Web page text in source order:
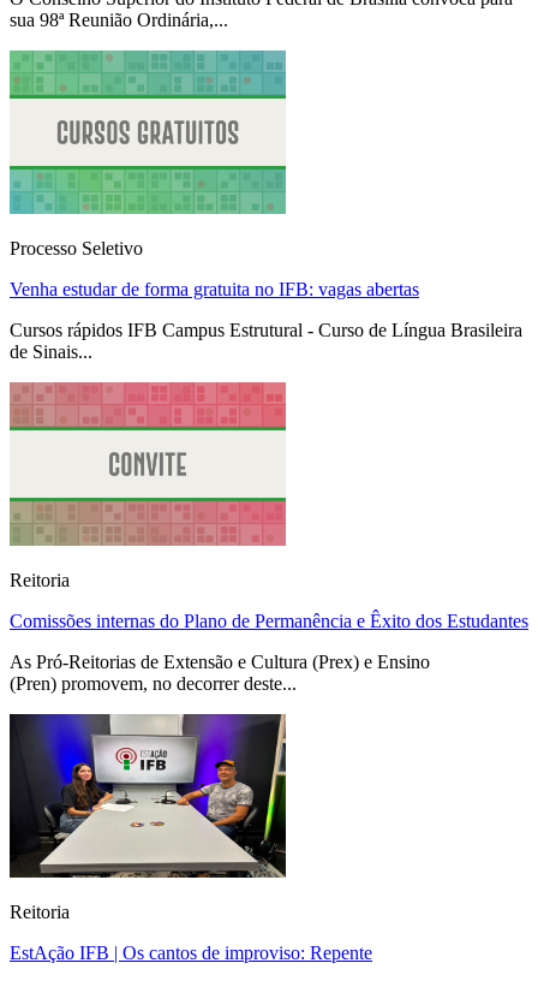
sua 98ª Reunião Ordinária,...
Processo Seletivo
Venha estudar de forma gratuita no IFB: vagas abertas
Cursos rápidos IFB Campus Estrutural - Curso de Língua Brasileira
de Sinais...
Reitoria
Comissões internas do Plano de Permanência e Êxito dos Estudantes
As Pró-Reitorias de Extensão e Cultura (Prex) e Ensino
(Pren) promovem, no decorrer deste...
Reitoria
EstAção IFB | Os cantos de improviso: Repente